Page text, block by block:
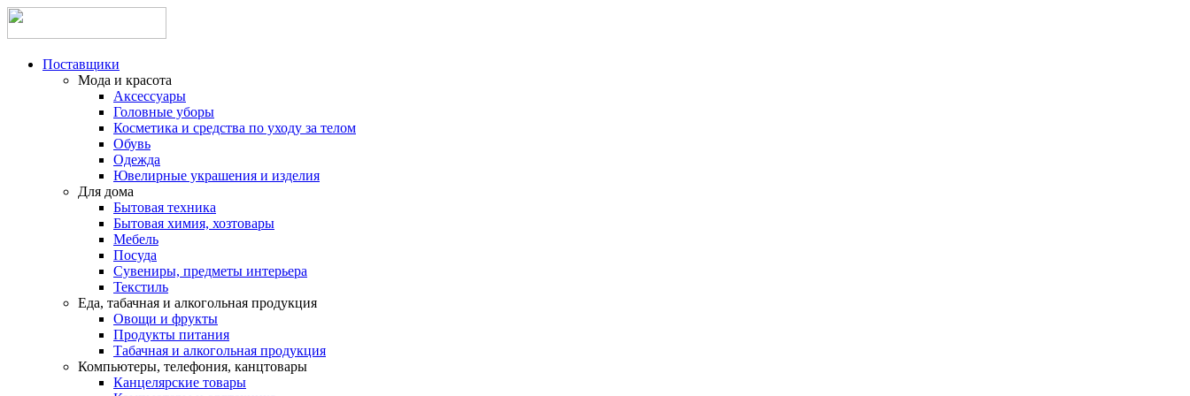
Поставщики
Мода и красота
Аксессуары
Головные уборы
Косметика и средства по уходу за телом
Обувь
Одежда
Ювелирные украшения и изделия
Для дома
Бытовая техника
Бытовая химия, хозтовары
Мебель
Посуда
Сувениры, предметы интерьера
Текстиль
Еда, табачная и алкогольная продукция
Овощи и фрукты
Продукты питания
Табачная и алкогольная продукция
Компьютеры, телефония, канцтовары
Канцелярские товары